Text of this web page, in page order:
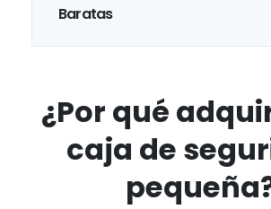
Baratas
¿Por qué
caja de